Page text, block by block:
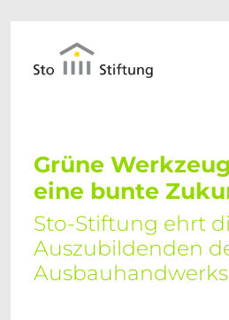
Grüne
eine bunte
Sto-Stiftung ehrt
Auszubildenden
Ausbauhandwerks